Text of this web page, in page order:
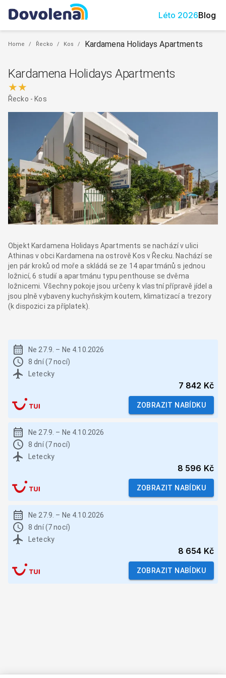
Léto 2026Blog
Home / Řecko / Kos / Kardamena Holidays Apartments
Kardamena Holidays Apartments
★★
Řecko - Kos
Objekt Kardamena Holidays Apartments se nachází v ulici
Athinas v obci Kardamena na ostrově Kos v Řecku. Nachází se
jen pár kroků od moře a skládá se ze 14 apartmánů s jednou
ložnicí, 6 studií a apartmánu typu penthouse se dvěma
ložnicemi. Všechny pokoje jsou určeny k vlastní přípravě jídel a
jsou plně vybaveny kuchyňským koutem, klimatizací a trezory
(k dispozici za příplatek).
Ne 27.9. – Ne 4.10.2026
8 dní (7 nocí)
Letecky
7 842 Kč
ZOBRAZIT NABÍDKU
Ne 27.9. – Ne 4.10.2026
8 dní (7 nocí)
Letecky
8 596 Kč
ZOBRAZIT NABÍDKU
Ne 27.9. – Ne 4.10.2026
8 dní (7 nocí)
Letecky
8 654 Kč
ZOBRAZIT NABÍDKU